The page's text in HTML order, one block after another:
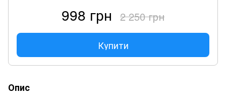
998 грн 2 250 грн
Купити
Опис